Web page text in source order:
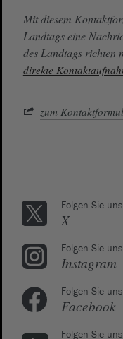
Mit diesem
Landtags eine
des Landtags richten
direkte
zum
Folgen Sie
X
Folgen Sie
Instagram
Folgen Sie
Facebook
Folgen Sie